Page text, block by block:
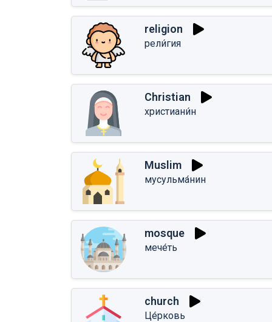
religion
рели́гия
Christian
христиани́н
Muslim
мусульма́нин
mosque
мече́ть
church
Це́рковь